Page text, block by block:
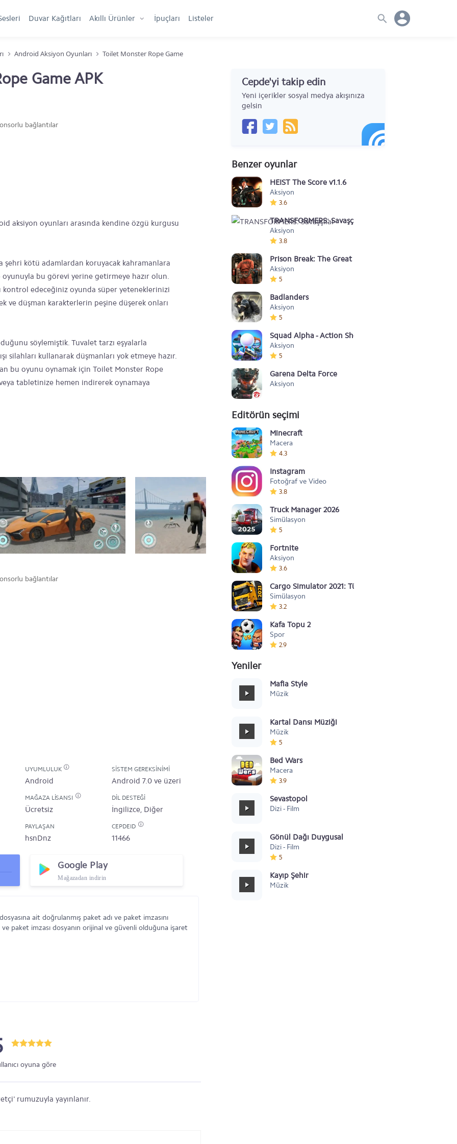
Duvar Kağıtları Akıllı Ürünler İpuçları Listeler
Android Aksiyon Oyunları Toilet Monster Rope Game
Game APK
bağlantılar
aksiyon oyunları arasında kendine özgü kurgusu
şehri kötü adamlardan koruyacak kahramanlara
bu görevi yerine getirmeye hazır olun.
kontrol edeceğiniz oyunda süper yeteneklerinizi
ve düşman karakterlerin peşine düşerek onları
söylemiştik. Tuvalet tarzı eşyalarla
silahları kullanarak düşmanları yok etmeye hazır.
bu oyunu oynamak için Toilet Monster Rope
tabletinize hemen indirerek oynamaya
bağlantılar
UYUMLULUK
Android
SISTEM GEREKSINIMI
Android 7.0 ve üzeri
MAĞAZA LISANSI
Ücretsiz
DIL DESTEĞI
İngilizce, Diğer
PAYLAŞAN
hsnDnz
CEPDEID
11466
Google Play
Mağazadan indirin
ait doğrulanmış paket adı ve paket imzasını
paket imzası dosyanın orijinal ve güvenli olduğuna işaret
Cepde'yi takip edin
Yeni içerikler sosyal medya akışınıza
gelsin
Benzer oyunlar
HEIST The Score v1.1.6
Aksiyon
3.6
TRANSFORMERS: Savaşçılar
Aksiyon
3.8
Prison Break: The Great Escape
Aksiyon
5
Badlanders
Aksiyon
5
Squad Alpha - Action Shooting
Aksiyon
5
Garena Delta Force
Aksiyon
Editörün seçimi
Minecraft
Macera
4.3
Instagram
Fotoğraf ve Video
3.8
Truck Manager 2026
Simülasyon
5
Fortnite
Aksiyon
3.6
Cargo Simulator 2021: Türkiye
Simülasyon
3.2
Kafa Topu 2
Spor
2.9
Yeniler
Mafia Style
Müzik
Kartal Dansı Müziği
Müzik
5
Bed Wars
Macera
3.9
Sevastopol
Dizi - Film
Gönül Dağı Duygusal
Dizi - Film
5
Kayıp Şehir
Müzik
oyuna göre
rumuzuyla yayınlanır.